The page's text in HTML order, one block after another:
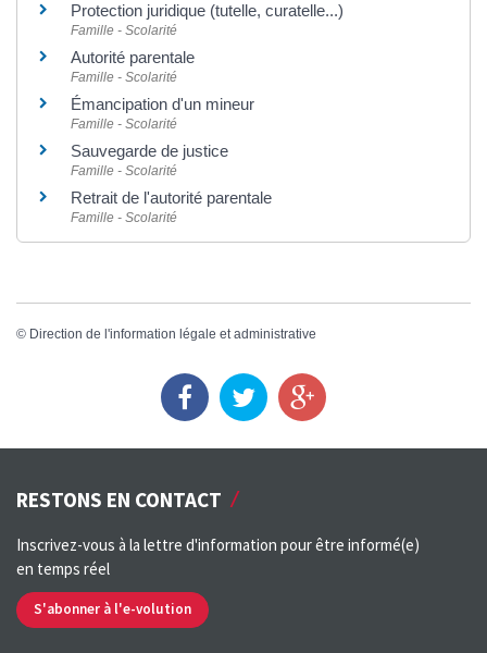
Protection juridique (tutelle, curatelle...)
Famille - Scolarité
Autorité parentale
Famille - Scolarité
Émancipation d'un mineur
Famille - Scolarité
Sauvegarde de justice
Famille - Scolarité
Retrait de l'autorité parentale
Famille - Scolarité
© Direction de l'information légale et administrative
RESTONS EN CONTACT
Inscrivez-vous à la lettre d'information pour être informé(e)
en temps réel
S'abonner à l'e-volution